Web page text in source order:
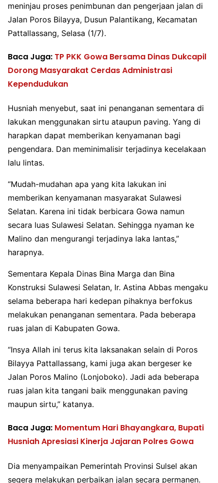
meninjau proses penimbunan dan pengerjaan jalan di
Jalan Poros Bilayya, Dusun Palantikang, Kecamatan
Pattallassang, Selasa (1/7).
Baca Juga: TP PKK Gowa Bersama Dinas Dukcapil
Dorong Masyarakat Cerdas Administrasi
Kependudukan
Husniah menyebut, saat ini penanganan sementara di
lakukan menggunakan sirtu ataupun paving. Yang di
harapkan dapat memberikan kenyamanan bagi
pengendara. Dan meminimalisir terjadinya kecelakaan
lalu lintas.
“Mudah-mudahan apa yang kita lakukan ini
memberikan kenyamanan masyarakat Sulawesi
Selatan. Karena ini tidak berbicara Gowa namun
secara luas Sulawesi Selatan. Sehingga nyaman ke
Malino dan mengurangi terjadinya laka lantas,”
harapnya.
Sementara Kepala Dinas Bina Marga dan Bina
Konstruksi Sulawesi Selatan, Ir. Astina Abbas mengaku
selama beberapa hari kedepan pihaknya berfokus
melakukan penanganan sementara. Pada beberapa
ruas jalan di Kabupaten Gowa.
“Insya Allah ini terus kita laksanakan selain di Poros
Bilayya Pattallassang, kami juga akan bergeser ke
Jalan Poros Malino (Lonjoboko). Jadi ada beberapa
ruas jalan kita tangani baik menggunakan paving
maupun sirtu,” katanya.
Baca Juga: Momentum Hari Bhayangkara, Bupati
Husniah Apresiasi Kinerja Jajaran Polres Gowa
Dia menyampaikan Pemerintah Provinsi Sulsel akan
segera melakukan perbaikan jalan secara permanen.